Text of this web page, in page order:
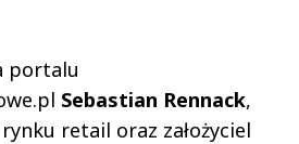
portalu
Sebastian Rennack,
retail oraz założyciel